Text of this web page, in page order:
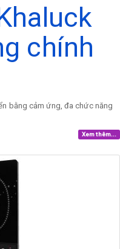
chính
bằng cảm ứng, đa chức năng
Xem thêm...